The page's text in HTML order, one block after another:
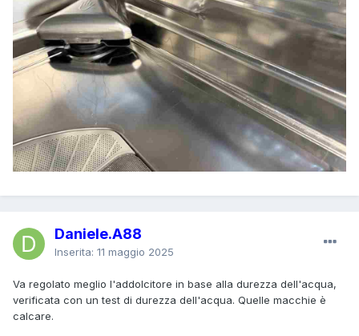
Daniele.A88
Inserita: 11 maggio 2025
Va regolato meglio l'addolcitore in base alla durezza dell'acqua,
verificata con un test di durezza dell'acqua. Quelle macchie è
calcare.